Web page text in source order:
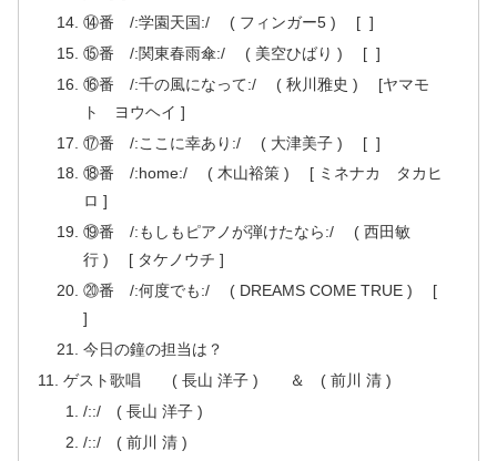
⑭番 /:学園天国:/ ( フィンガー5 ) [ ]
⑮番 /:関東春雨傘:/ ( 美空ひばり ) [ ]
⑯番 /:千の風になって:/ ( 秋川雅史 ) [ヤマモ
ト ヨウヘイ ]
⑰番 /:ここに幸あり:/ ( 大津美子 ) [ ]
⑱番 /:home:/ ( 木山裕策 ) [ ミネナカ タカヒ
ロ ]
⑲番 /:もしもピアノが弾けたなら:/ ( 西田敏
行 ) [ タケノウチ ]
⑳番 /:何度でも:/ ( DREAMS COME TRUE ) [
]
今日の鐘の担当は？
ゲスト歌唱 ( 長山 洋子 ) ＆ ( 前川 清 )
/::/ ( 長山 洋子 )
/::/ ( 前川 清 )